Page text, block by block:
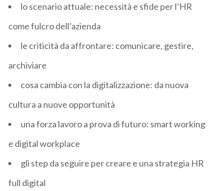
lo scenario attuale: necessità e sfide per l’HR
come fulcro dell’azienda
le criticità da affrontare: comunicare, gestire,
archiviare
cosa cambia con la digitalizzazione: da nuova
cultura a nuove opportunità
una forza lavoro a prova di futuro: smart working
e digital workplace
gli step da seguire per creare e una strategia HR
full digital